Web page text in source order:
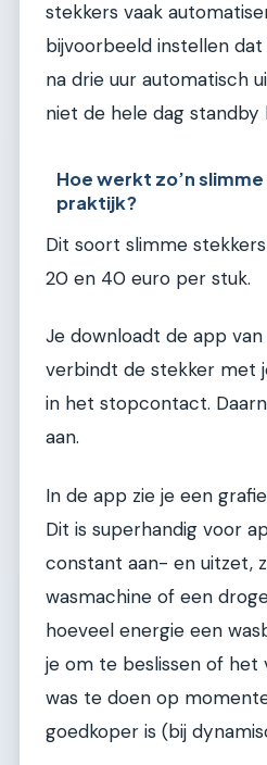
stekkers vaak
bijvoorbeeld instellen
na drie uur automatisch
niet de hele dag standby
Hoe werkt zo’n
praktijk?
Dit soort slimme
20 en 40 euro per stuk.
Je downloadt de app
verbindt de stekker met
in het stopcontact.
aan.
In de app zie je een
Dit is superhandig voor
constant aan- en uitzet,
wasmachine of een
hoeveel energie een
je om te beslissen of het
was te doen op
goedkoper is (bij